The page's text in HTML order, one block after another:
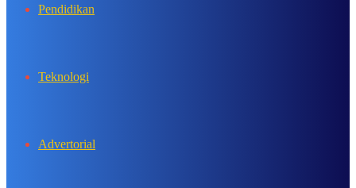
Pendidikan
Teknologi
Advertorial